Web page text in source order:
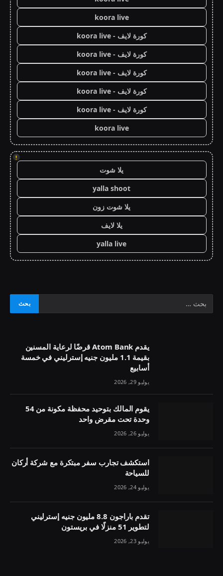
koora live
كورة لايف - koora live
كورة لايف - koora live
كورة لايف - koora live
كورة لايف - koora live
كورة لايف - koora live
koora live
!
يلا شوت
yalla shoot
يلا شوت زون
يلا لايف
yalla live
يقدم Atom Bank قرضًا لرعاية المسنين
بقيمة 1.1 مليون جنيه إسترليني في خمسة
أسابيع
يوليو 29, 2026
يقوم المالك بتوحيد محفظة مكونة من 54
وحدة تحت مقرض واحد
يوليو 26, 2026
استكشف تجارب سفر مبتكرة مع شركة أركان
للسياحة
يوليو 24, 2026
تقدم باراجون 8.8 مليون جنيه إسترليني
لتطوير 51 منزلًا في بريستون
يوليو 23, 2026